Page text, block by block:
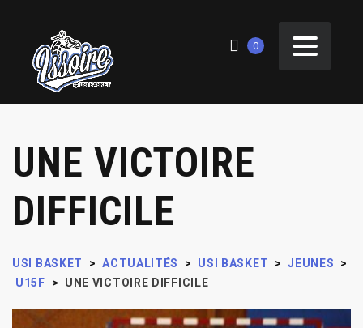
0
UNE VICTOIRE
DIFFICILE
USI BASKET > ACTUALITÉS > USI BASKET > JEUNES
>
U15F
> UNE VICTOIRE DIFFICILE